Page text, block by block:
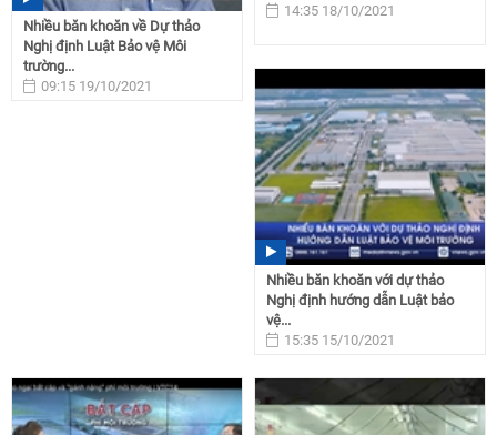
Nhiều băn khoăn về Dự thảo
Nghị định Luật Bảo vệ Môi
trường...
09:15 19/10/2021
14:35 18/10/2021
Nhiều băn khoăn với dự thảo
Nghị định hướng dẫn Luật bảo
vệ...
15:35 15/10/2021